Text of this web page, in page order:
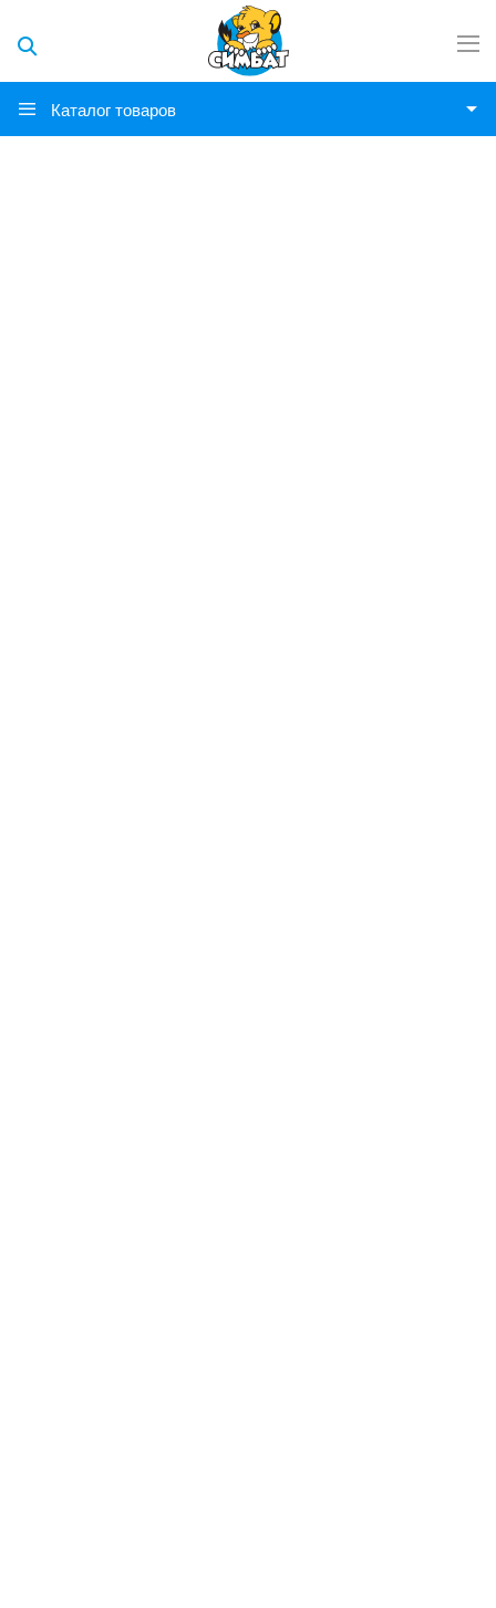
Каталог товаров